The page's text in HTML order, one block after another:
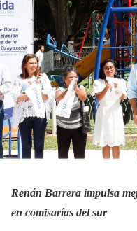
Renán Barrera impulsa
en comisarías del sur